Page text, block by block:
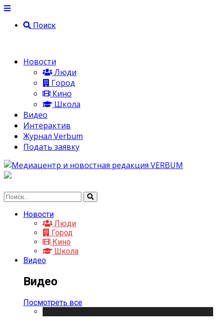
Поиск
Новости
Люди
Город
Кино
Школа
Видео
Интерактив
Журнал Verbum
Подать заявку
Новости
Люди
Город
Кино
Школа
Видео
Видео
Посмотреть все